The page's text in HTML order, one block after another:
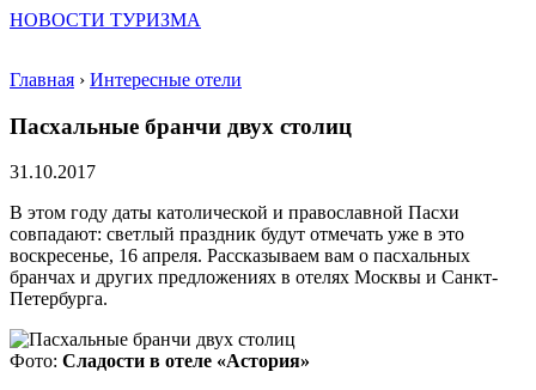
НОВОСТИ ТУРИЗМА
Главная › Интересные отели
Пасхальные бранчи двух столиц
31.10.2017
В этом году даты католической и православной Пасхи
совпадают: светлый праздник будут отмечать уже в это
воскресенье, 16 апреля. Рассказываем вам о пасхальных
бранчах и других предложениях в отелях Москвы и Санкт-
Петербурга.
Фото: Сладости в отеле «Астория»